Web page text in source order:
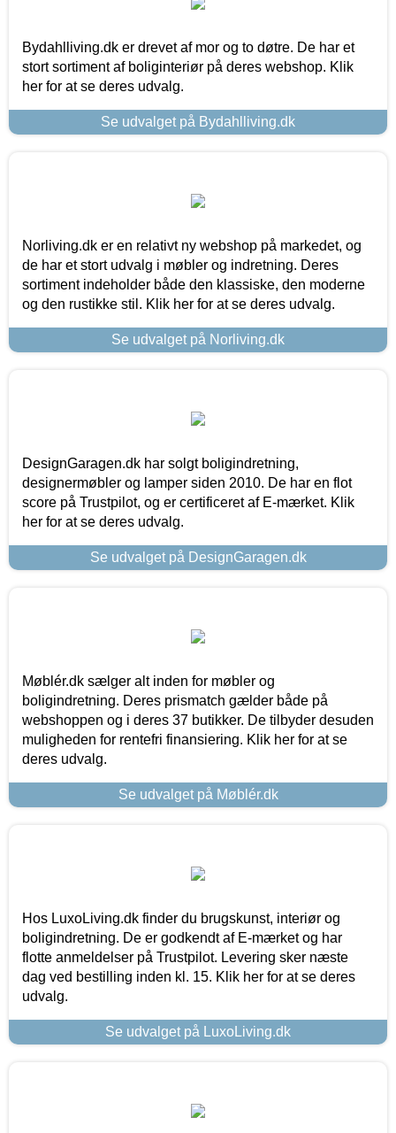
Bydahlliving.dk er drevet af mor og to døtre. De har et
stort sortiment af boliginteriør på deres webshop. Klik
her for at se deres udvalg.
Se udvalget på Bydahlliving.dk
Norliving.dk er en relativt ny webshop på markedet, og
de har et stort udvalg i møbler og indretning. Deres
sortiment indeholder både den klassiske, den moderne
og den rustikke stil. Klik her for at se deres udvalg.
Se udvalget på Norliving.dk
DesignGaragen.dk har solgt boligindretning,
designermøbler og lamper siden 2010. De har en flot
score på Trustpilot, og er certificeret af E-mærket. Klik
her for at se deres udvalg.
Se udvalget på DesignGaragen.dk
Møblér.dk sælger alt inden for møbler og
boligindretning. Deres prismatch gælder både på
webshoppen og i deres 37 butikker. De tilbyder desuden
muligheden for rentefri finansiering. Klik her for at se
deres udvalg.
Se udvalget på Møblér.dk
Hos LuxoLiving.dk finder du brugskunst, interiør og
boligindretning. De er godkendt af E-mærket og har
flotte anmeldelser på Trustpilot. Levering sker næste
dag ved bestilling inden kl. 15. Klik her for at se deres
udvalg.
Se udvalget på LuxoLiving.dk